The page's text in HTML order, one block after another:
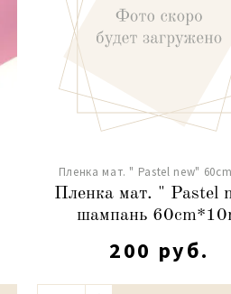
Пленка мат. " Pastel new"
Пленка мат. " Pastel
шампань
200 руб.